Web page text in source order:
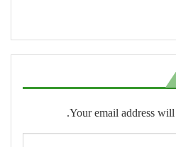
Your email address will